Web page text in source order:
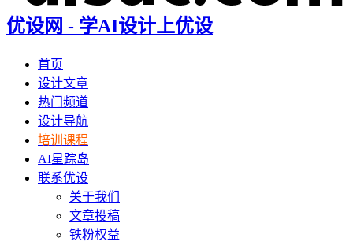
优设网 - 学AI设计上优设
首页
设计文章
热门频道
设计导航
培训课程
AI星踪岛
联系优设
关于我们
文章投稿
铁粉权益